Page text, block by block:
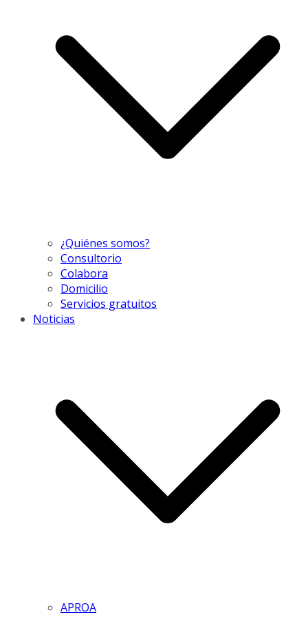
¿Quiénes somos?
Consultorio
Colabora
Domicilio
Servicios gratuitos
Noticias
APROA